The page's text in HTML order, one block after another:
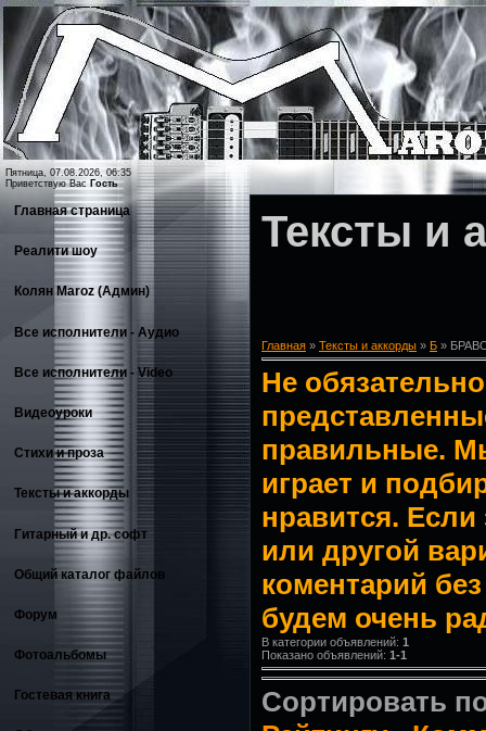
Пятница, 07.08.2026, 06:35
Приветствую Вас Гость
Главная страница
Реалити шоу
Колян Maroz (Админ)
Все исполнители - Аудио
Все исполнители - Video
Видеоуроки
Стихи и проза
Тексты и аккорды
Гитарный и др. софт
Общий каталог файлов
Форум
Фотоальбомы
Гостевая книга
Тексты и
Главная » Тексты и аккорды » Б »
Не
правильные.
играет и
нравится.
или другой
коментарий
будем очень
В категории объявлений: 1
Показано объявлений: 1-1
Сортировать